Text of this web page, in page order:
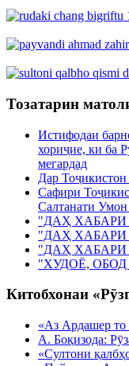
Тозатарин
Истифодаи
хориҷие, ки ба
мегардад
Дар Тоҷикистон
Сафири
Салтанати
"ДАҲ ХАБАРИ
"ДАҲ ХАБАРИ
"ДАҲ ХАБАРИ
"ХУДОЁ,
Китобхонаи
«Аз Ардашер
А. Боқизода:
«Султони